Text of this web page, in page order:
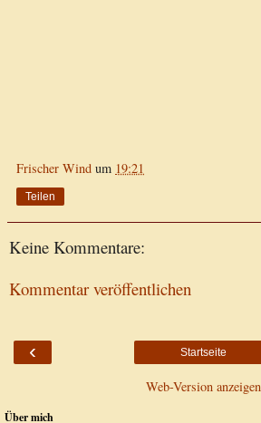
Frischer Wind um 19:21
Teilen
Keine Kommentare:
Kommentar veröffentlichen
‹ Startseite
Web-Version anzeigen
Über mich